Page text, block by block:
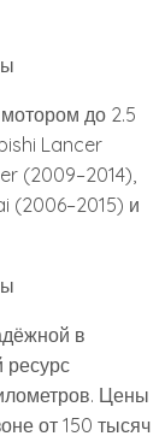
до 2.5
Lancer
(2009–2014),
(2006–2015) и
в
ресурс
Цены
от 150 тысяч